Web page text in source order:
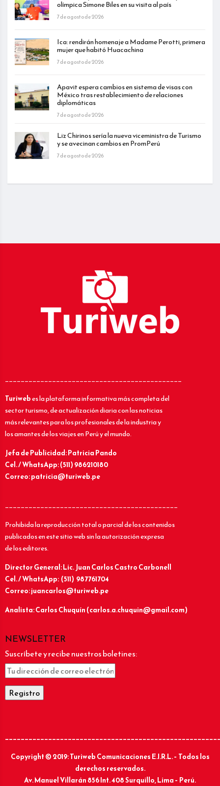
olímpica Simone Biles en su visita al país
7 de agosto de 2026
Ica: rendirán homenaje a Madame Perotti, primera
mujer que habitó Huacachina
7 de agosto de 2026
Apavit espera cambios en sistema de visas con
México tras restablecimiento de relaciones
diplomáticas
7 de agosto de 2026
Liz Chirinos sería la nueva viceministra de Turismo
y se avecinan cambios en PromPerú
7 de agosto de 2026
_____________________________________________
Turiwebes la plataforma informativa más completa del
sector turismo, de actualización diaria con las noticias
más relevantes para los profesionales de la industria y
los amantes de los viajes en Perú y el mundo.
Jefa de Publicidad: Patricia Pando
Cel. / WhatsApp: (511) 986210180
Correo: patricia@turiweb.pe
____________________________________________
Prohibida la reproducción total o parcial de los contenidos
publicados en este sitio web sin la autorización expresa
de los editores.
Director General: Lic.Juan Carlos Castro Carbonell
Cel. / WhatsApp: (511) 987761704
Correo: juancarlos@turiweb.pe
Analista: Carlos Chuquín (carlos.a.chuquin@gmail.com)
NEWSLETTER
Suscríbete y recibe nuestros boletines:
Copyright © 2019: Turiweb Comunicaciones E.I.R.L. – Todos los
derechos reservados.
Av. Manuel Villarán 856 Int. 408 Surquillo, Lima – Perú.